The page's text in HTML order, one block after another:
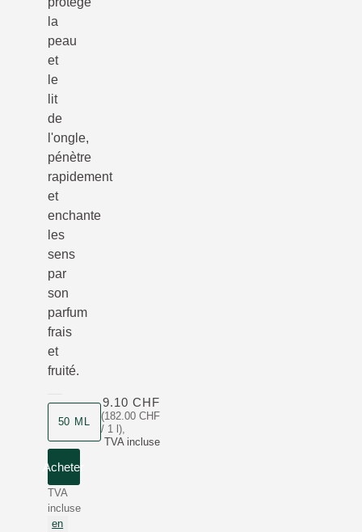
la
peau
et
le
lit
de
l'ongle,
pénètre
rapidement
et
enchante
les
sens
par
son
parfum
frais
et
fruité.
50 ML
(182.00 CHF
/ 1 l),
TVA incluse
9.10 CHF
Acheter
TVA
incluse
en